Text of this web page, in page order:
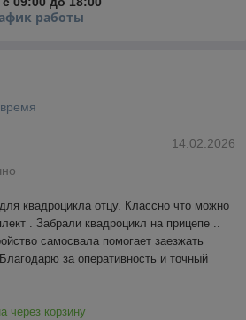
работы
14.02.2026
квадроцикла отцу. Классно что можно
. Забрали квадроцикл на прицепе ..
самосвала помогает заезжать
за оперативность и точный
через корзину